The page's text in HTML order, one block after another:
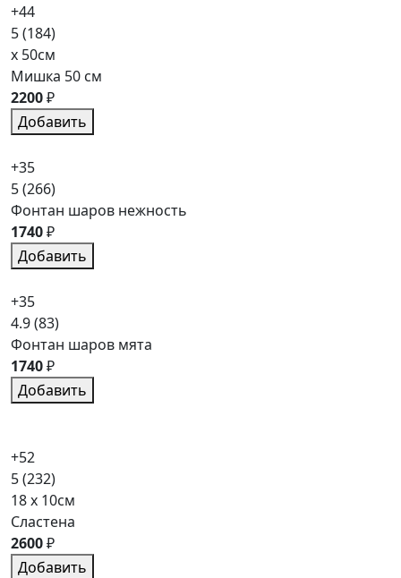
+44
5(184)
x 50см
Мишка 50 см
2200₽
Добавить
+35
5(266)
Фонтан шаров нежность
1740₽
Добавить
+35
4.9(83)
Фонтан шаров мята
1740₽
Добавить
+52
5(232)
18 x 10см
Сластена
2600₽
Добавить